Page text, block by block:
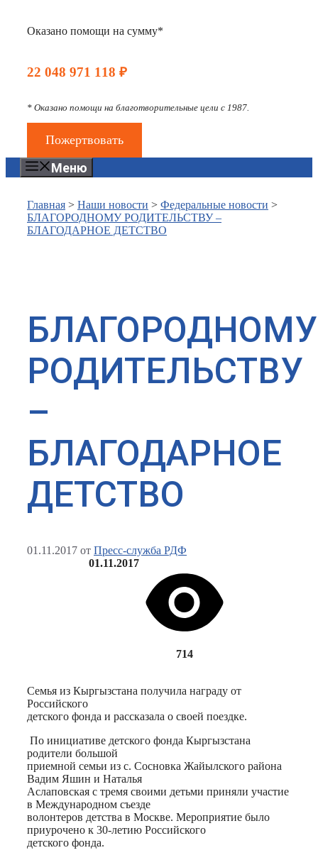
Оказано помощи на сумму*
22 048 971 118 ₽
* Оказано помощи на благотворительные цели с 1987.
Пожертвовать
Меню
Главная > Наши новости > Федеральные новости >
БЛАГОРОДНОМУ РОДИТЕЛЬСТВУ –
БЛАГОДАРНОЕ ДЕТСТВО
БЛАГОРОДНОМУ
РОДИТЕЛЬСТВУ
–
БЛАГОДАРНОЕ
ДЕТСТВО
01.11.2017 от Пресс-служба РДФ
01.11.2017
714
Семья из Кыргызстана получила награду от
Российского
детского фонда и рассказала о своей поездке.
По инициативе детского фонда Кыргызстана
родители большой
приемной семьи из с. Сосновка Жайылского района
Вадим Яшин и Наталья
Аслаповская с тремя своими детьми приняли участие
в Международном съезде
волонтеров детства в Москве. Мероприятие было
приурочено к 30-летию Российского
детского фонда.